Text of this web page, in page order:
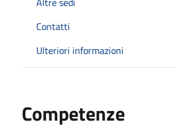
Contatti
Ulteriori informazioni
Competenze